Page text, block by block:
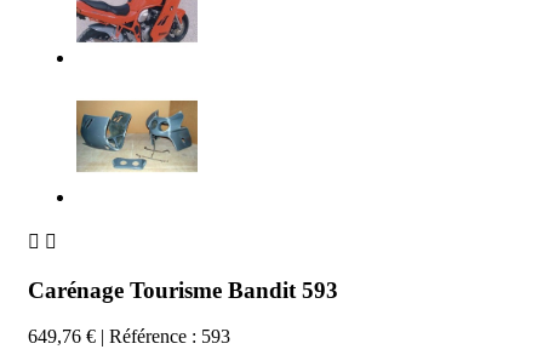
 
Carénage Tourisme Bandit 593
649,76 € | Référence : 593